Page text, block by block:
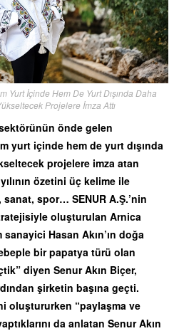
Yurt İçinde Hem De Yurt Dışında Daha
Projelere İmza Attı
önde gelen
yurt içinde hem de yurt dışında
projelere imza atan
özetini üç kelime ile
spor… SENUR A.Ş.’nin
oluşturulan Arnica
Hasan Akın’ın doğa
bir papatya türü olan
diyen Senur Akın Biçer,
şirketin başına geçti.
oluştururken “paylaşma ve
da anlatan Senur Akın